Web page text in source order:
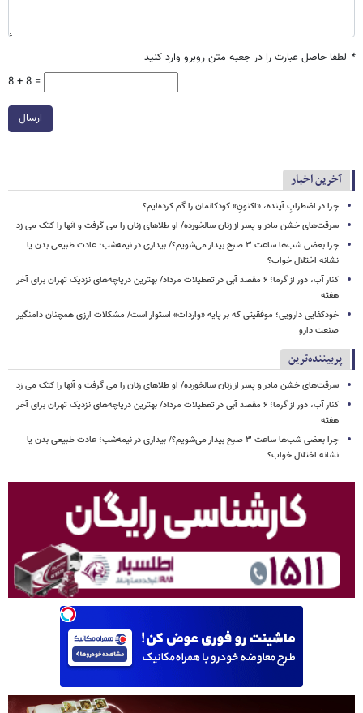
* لطفا حاصل عبارت را در جعبه متن روبرو وارد کنید
8 + 8 =
ارسال
آخرین اخبار
چرا در اضطرابِ آینده، «اکنونِ» کودکانمان را گم کرده‌ایم؟
سرقت‌های خشن مادر و پسر از زنان سالخورده/ او طلاهای زنان را می گرفت و آنها را کتک می زد
چرا بعضی شب‌ها ساعت ۳ صبح بیدار می‌شویم؟/ بیداری در نیمه‌شب؛ عادت طبیعی بدن یا
نشانه اختلال خواب؟
کنار آب، دور از گرما؛ ۶ مقصد آبی در تعطیلات مرداد/ بهترین دریاچه‌های نزدیک تهران برای آخر
هفته
خودکفایی دارویی؛ موفقیتی که بر پایه‌ «واردات» استوار است/ مشکلات ارزی همچنان دامنگیر
صنعت دارو
پربیننده‌ترین
سرقت‌های خشن مادر و پسر از زنان سالخورده/ او طلاهای زنان را می گرفت و آنها را کتک می زد
کنار آب، دور از گرما؛ ۶ مقصد آبی در تعطیلات مرداد/ بهترین دریاچه‌های نزدیک تهران برای آخر
هفته
چرا بعضی شب‌ها ساعت ۳ صبح بیدار می‌شویم؟/ بیداری در نیمه‌شب؛ عادت طبیعی بدن یا
نشانه اختلال خواب؟